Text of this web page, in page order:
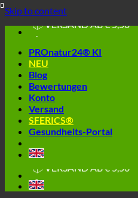
Skip to content
🔆 GESUND.
📦 VERSAND AB € 5,50
🔖 KAUF AUF
PROnatur24® KI
NEU
Blog
Bewertungen
Konto
Versand
SFERICS®
Gesundheits-Portal
🔆 EINFACH.
🔆 GESUND.
🔖 KAUF AUF